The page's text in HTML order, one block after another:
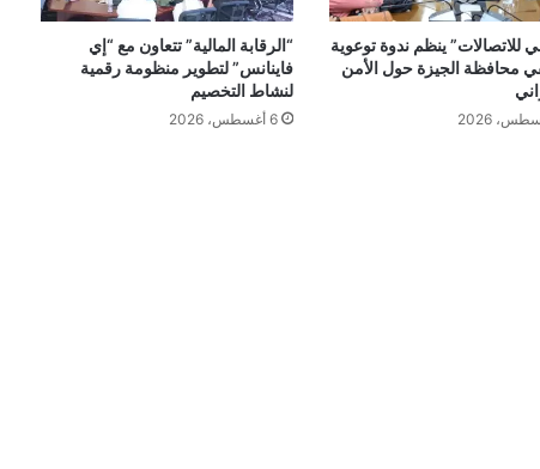
للاتصالات” ينظم ندوة توعوية
محافظة الجيزة حول الأمن
“الرقابة المالية” تتعاون مع “إي
فاينانس” لتطوير منظومة رقمية
لنشاط التخصيم
6 أغسطس، 2026